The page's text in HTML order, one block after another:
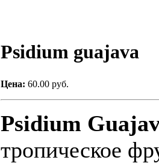
Psidium guajava
Цена: 60.00 руб.
Psidium
тропическое